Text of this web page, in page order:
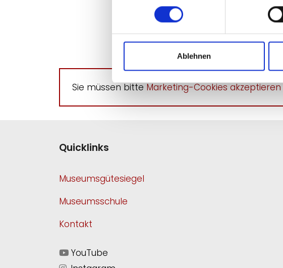
Ablehnen
Sie müssen bitte Marketing-Cookies akzeptieren
Quicklinks
Museumsgütesiegel
Museumsschule
Kontakt
YouTube